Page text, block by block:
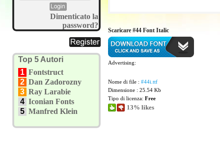
Dimenticato la
password?
Top 5 Autori
1 Fontstruct
2 Dan Zadorozny
3 Ray Larabie
4 Iconian Fonts
5 Manfred Klein
Scaricare #44 Font Italic
Advertising:
Nome di file : #44i.ttf
Dimensione : 25.54 Kb
Tipo di licenza: Free
13% likes